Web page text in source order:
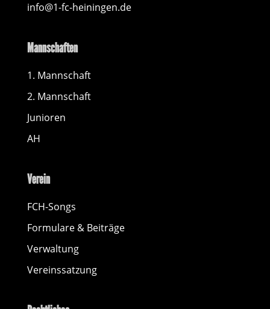
info@1-fc-heiningen.de
Mannschaften
1. Mannschaft
2. Mannschaft
Junioren
AH
Verein
FCH-Songs
Formulare & Beiträge
Verwaltung
Vereinssatzung